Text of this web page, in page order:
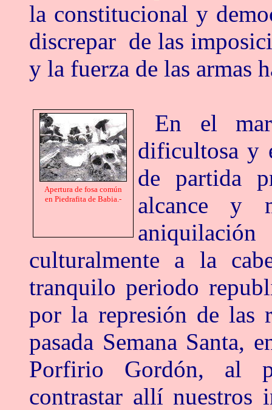
la constitucional y
discrepar de las
y la fuerza de las armas
Apertura de fosa común
en Piedrafita de Babia.-
En el
dificultosa y
de partida
alcance y
culturalmente a la
tranquilo periodo
por la represión de las
pasada Semana Santa,
Porfirio Gordón, al
contrastar allí nuestros